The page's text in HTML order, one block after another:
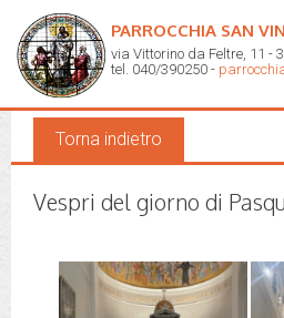
PARROCCHIA SAN
via Vittorino da Feltre, 11 -
tel. 040/390250 -
Galleria fotografica
Torna indietro
Vespri del giorno di